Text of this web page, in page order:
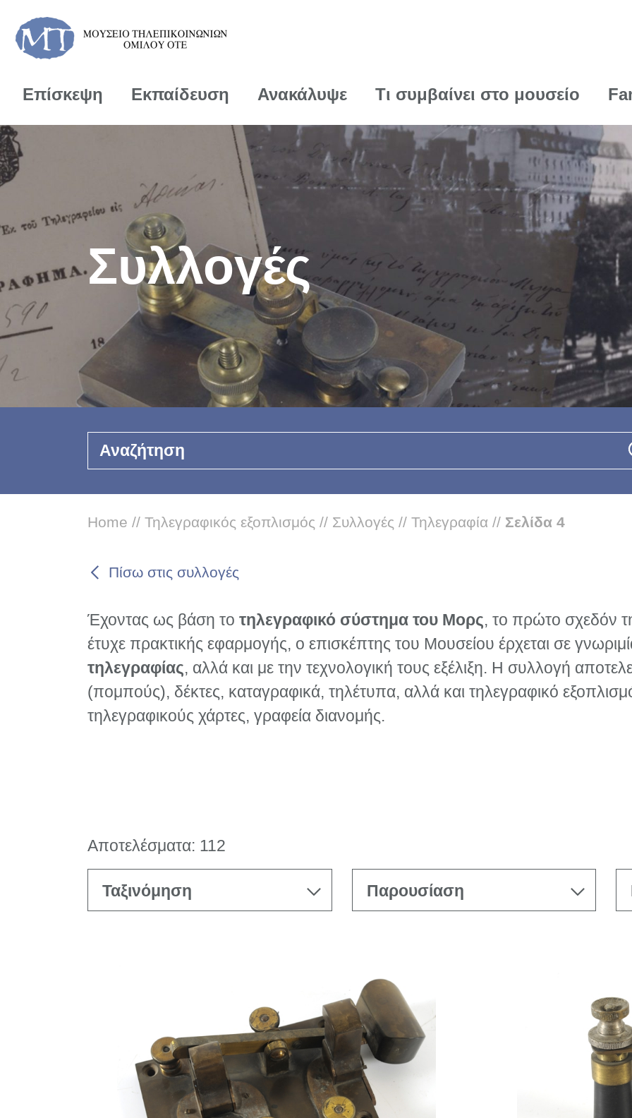
Επίσκεψη Εκπαίδευση Ανακάλυψε Τι συμβαίνει στο μουσείο
Συλλογές
Αναζήτηση
Home // Τηλεγραφικός εξοπλισμός // Συλλογές // Τηλεγραφία // Σελίδα 4
Πίσω στις συλλογές
Έχοντας ως βάση το τηλεγραφικό σύστημα του Μορς, το πρώτο σχεδόν
έτυχε πρακτικής εφαρμογής, ο επισκέπτης του Μουσείου έρχεται σε
τηλεγραφίας, αλλά και με την τεχνολογική τους εξέλιξη. Η συλλογή
(πομπούς), δέκτες, καταγραφικά, τηλέτυπα, αλλά και τηλεγραφικό
τηλεγραφικούς χάρτες, γραφεία διανομής.
Αποτελέσματα: 112
Ταξινόμηση Παρουσίαση